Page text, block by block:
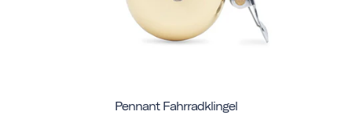
Pennant Fahrradklingel